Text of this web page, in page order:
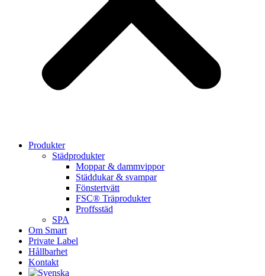
Produkter
Städprodukter
Moppar & dammvippor
Städdukar & svampar
Fönstertvätt
FSC® Träprodukter
Proffsstäd
SPA
Om Smart
Private Label
Hållbarhet
Kontakt